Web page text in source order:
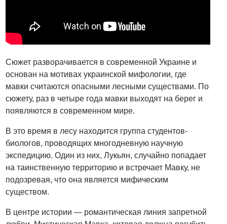
Сюжет разворачивается в современной Украине и
основан на мотивах украинской мифологии, где
мавки считаются опасными лесными существами. По
сюжету, раз в четыре года мавки выходят на берег и
появляются в современном мире.
В это время в лесу находится группа студентов-
биологов, проводящих многодневную научную
экспедицию. Один из них, Лукьян, случайно попадает
на таинственную территорию и встречает Мавку, не
подозревая, что она является мифическим
существом.
В центре истории — романтическая линия запретной